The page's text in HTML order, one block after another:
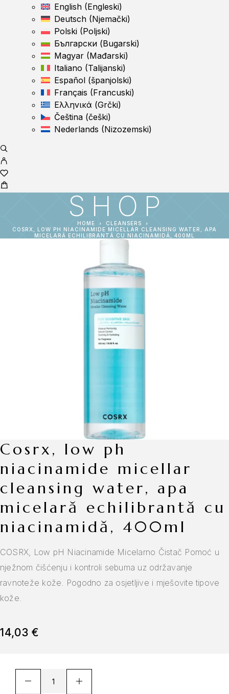
English (Engleski)
Deutsch (Njemački)
Polski (Poljski)
Български (Bugarski)
Magyar (Mađarski)
Italiano (Talijanski)
Español (španjolski)
Français (Francuski)
Ελληνικά (Grčki)
Čeština (češki)
Nederlands (Nizozemski)
SHOP
HOME
CLEANSERS
COSRX, LOW PH NIACINAMIDE MICELLAR CLEANSING WATER, APA
MICELARĂ ECHILIBRANTĂ CU NIACINAMIDĂ, 400ML
cosrx, low ph
niacinamide micellar
cleansing water, apa
micelară echilibrantă cu
niacinamidă, 400ml
COSRX, Low pH Niacinamide Micelarno Čistač Pomoć u
nježnom čišćenju i kontroli sebuma uz održavanje
ravnoteže kože. Pogodno za osjetljive i mješovite tipove
kože.
14,03 €